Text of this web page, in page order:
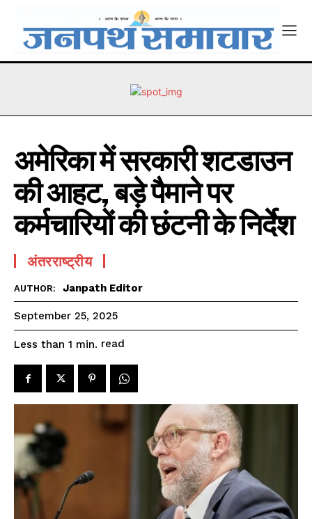
अमेरिका में सरकारी शटडाउन
की आहट, बड़े पैमाने पर
कर्मचारियों की छंटनी के निर्देश
अंतरराष्ट्रीय
AUTHOR: Janpath Editor
September 25, 2025
Less than 1 min. read